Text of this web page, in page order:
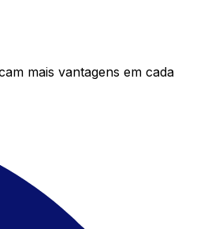
mais vantagens em cada